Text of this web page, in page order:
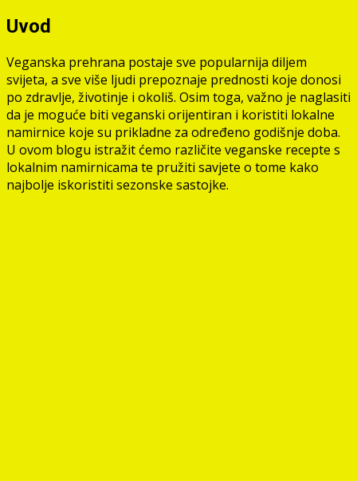
Uvod
Veganska prehrana postaje sve popularnija diljem
svijeta, a sve više ljudi prepoznaje prednosti koje donosi
po zdravlje, životinje i okoliš. Osim toga, važno je naglasiti
da je moguće biti veganski orijentiran i koristiti lokalne
namirnice koje su prikladne za određeno godišnje doba.
U ovom blogu istražit ćemo različite veganske recepte s
lokalnim namirnicama te pružiti savjete o tome kako
najbolje iskoristiti sezonske sastojke.